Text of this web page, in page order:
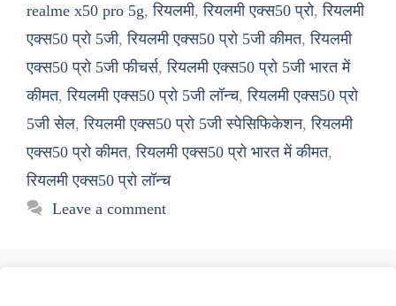
realme x50 pro 5g,रियलमी,रियलमी एक्स50 प्रो,रियलमी
एक्स50 प्रो 5जी,रियलमी एक्स50 प्रो 5जी कीमत,रियलमी
एक्स50 प्रो 5जी फीचर्स,रियलमी एक्स50 प्रो 5जी भारत में
कीमत,रियलमी एक्स50 प्रो 5जी लॉन्च,रियलमी एक्स50 प्रो
5जी सेल,रियलमी एक्स50 प्रो 5जी स्पेसिफिकेशन,रियलमी
एक्स50 प्रो कीमत,रियलमी एक्स50 प्रो भारत में कीमत,
रियलमी एक्स50 प्रो लॉन्च
Leave a comment